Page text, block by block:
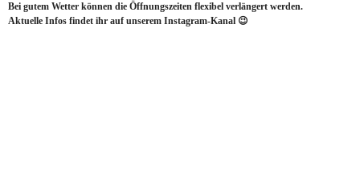
Bei gutem Wetter können die Öffnungszeiten flexibel verlängert werden.
Aktuelle Infos findet ihr auf unserem Instagram-Kanal 😉